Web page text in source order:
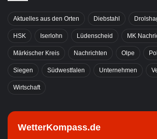
Aktuelles aus den Orten Diebstahl
HSK Iserlohn Lüdenscheid MK
Märkischer Kreis Nachrichten Olpe
Siegen Südwestfalen Unternehmen
Wirtschaft
WetterKompass.de